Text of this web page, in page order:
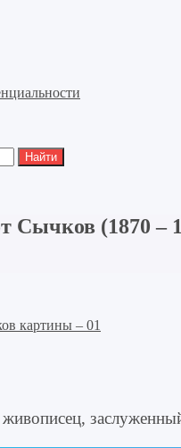
Сычков (1870 –
живописец,